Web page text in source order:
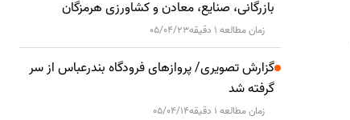
بازرگانی، صنایع، معادن و کشاورزی هرمزگان
زمان مطالعه 1 دقیقه 05/04/23
گزارش تصویری/ پروازهای فرودگاه بندرعباس از سر
گرفته شد
زمان مطالعه 1 دقیقه 05/04/14